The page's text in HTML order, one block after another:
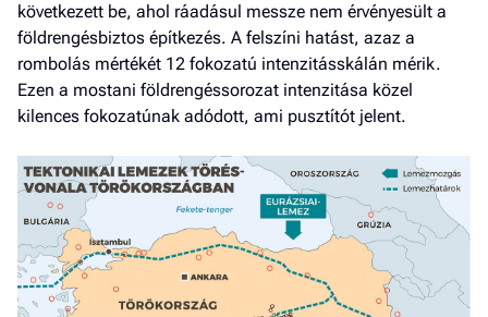
következett be, ahol ráadásul messze nem érvényesült a
földrengésbiztos építkezés. A felszíni hatást, azaz a
rombolás mértékét 12 fokozatú intenzitásskálán mérik.
Ezen a mostani földrengéssorozat intenzitása közel
kilences fokozatúnak adódott, ami pusztítót jelent.